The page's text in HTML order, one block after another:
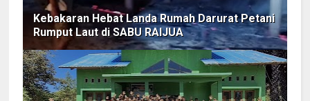
Kebakaran Hebat Landa Rumah Darurat Petani
Rumput Laut di SABU RAIJUA